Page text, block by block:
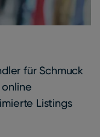
für Schmuck
Listings